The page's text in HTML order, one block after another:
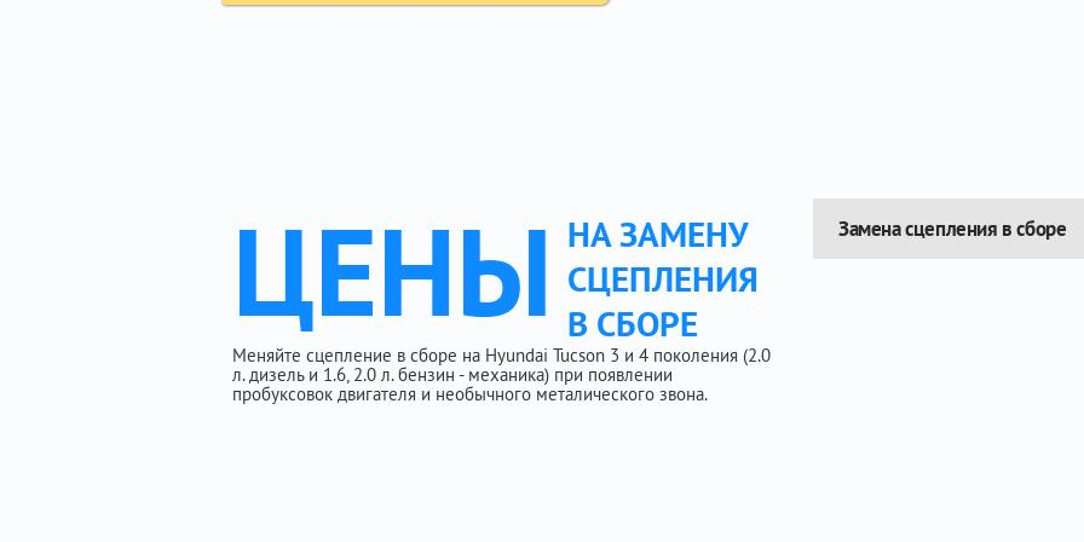
ЦЕНЫ НА ЗАМЕНУ
СЦЕПЛЕНИЯ
В СБОРЕ
Меняйте сцепление в сборе на Hyundai Tucson 3 и 4 поколения (2.0
л. дизель и 1.6, 2.0 л. бензин - механика) при появлении
пробуксовок двигателя и необычного металического звона.
Замена сцепления в сборе